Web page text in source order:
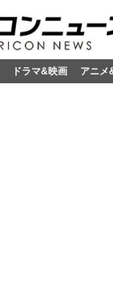
ドラマ&映画 アニメ